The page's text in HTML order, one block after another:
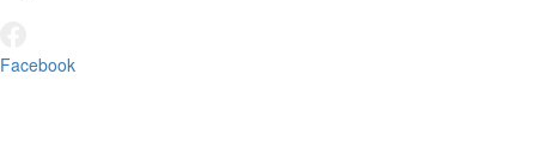
Facebook